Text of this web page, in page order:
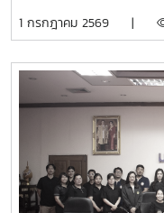
ปีงบประมาณ 2568 -
อนุรักษ์พันธุกรรมพืชอันเ
รัตนราชสุดาฯ สยามบร
มหาวิทยาลัยแม่โจ้ เพื่อใช้
ดำเนินงานของมหาวิทยา
และนโยบายของโครงก
เนื่อง
แพร่ เฉลิมพระเกียรติ ได้
ปีงบประมาณ พ.ศ.
กรุงเทพมหานคร
1 กรกฎาคม 2569 |